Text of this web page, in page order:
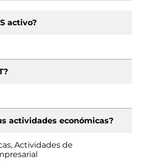
activo?
actividades económicas?
Actividades de